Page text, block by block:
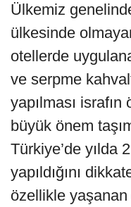
Ülkemiz
ülkesinde
otellerde
ve serpme
yapılması israfın
büyük önem
Türkiye’de yılda
yapıldığını
özellikle